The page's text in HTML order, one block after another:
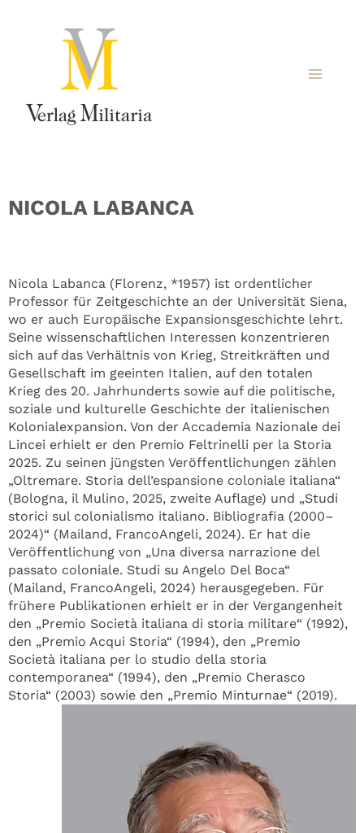
NICOLA LABANCA
Nicola Labanca (Florenz, *1957) ist ordentlicher
Professor für Zeitgeschichte an der Universität Siena,
wo er auch Europäische Expansionsgeschichte lehrt.
Seine wissenschaftlichen Interessen konzentrieren
sich auf das Verhältnis von Krieg, Streitkräften und
Gesellschaft im geeinten Italien, auf den totalen
Krieg des 20. Jahrhunderts sowie auf die politische,
soziale und kulturelle Geschichte der italienischen
Kolonialexpansion. Von der Accademia Nazionale dei
Lincei erhielt er den Premio Feltrinelli per la Storia
2025. Zu seinen jüngsten Veröffentlichungen zählen
„Oltremare. Storia dell’espansione coloniale italiana“
(Bologna, il Mulino, 2025, zweite Auflage) und „Studi
storici sul colonialismo italiano. Bibliografia (2000–
2024)“ (Mailand, FrancoAngeli, 2024). Er hat die
Veröffentlichung von „Una diversa narrazione del
passato coloniale. Studi su Angelo Del Boca“
(Mailand, FrancoAngeli, 2024) herausgegeben. Für
frühere Publikationen erhielt er in der Vergangenheit
den „Premio Società italiana di storia militare“ (1992),
den „Premio Acqui Storia“ (1994), den „Premio
Società italiana per lo studio della storia
contemporanea“ (1994), den „Premio Cherasco
Storia“ (2003) sowie den „Premio Minturnae“ (2019).